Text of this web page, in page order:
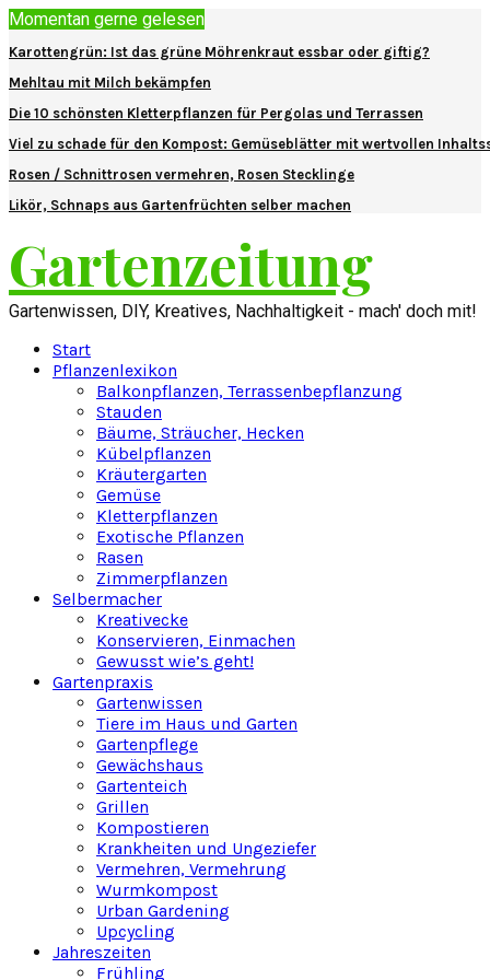
Momentan gerne gelesen
Karottengrün: Ist das grüne Möhrenkraut essbar oder giftig?
Mehltau mit Milch bekämpfen
Die 10 schönsten Kletterpflanzen für Pergolas und Terrassen
Viel zu schade für den Kompost: Gemüseblätter mit wertvollen
Rosen / Schnittrosen vermehren, Rosen Stecklinge
Likör, Schnaps aus Gartenfrüchten selber machen
Gartenzeitung
Gartenwissen, DIY, Kreatives, Nachhaltigkeit - mach' doch mit!
Start
Pflanzenlexikon
Balkonpflanzen, Terrassenbepflanzung
Stauden
Bäume, Sträucher, Hecken
Kübelpflanzen
Kräutergarten
Gemüse
Kletterpflanzen
Exotische Pflanzen
Rasen
Zimmerpflanzen
Selbermacher
Kreativecke
Konservieren, Einmachen
Gewusst wie’s geht!
Gartenpraxis
Gartenwissen
Tiere im Haus und Garten
Gartenpflege
Gewächshaus
Gartenteich
Grillen
Kompostieren
Krankheiten und Ungeziefer
Vermehren, Vermehrung
Wurmkompost
Urban Gardening
Upcycling
Jahreszeiten
Frühling